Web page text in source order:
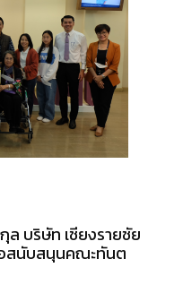
บริษัท เชียงรายชัย
สนับสนุนคณะทันต